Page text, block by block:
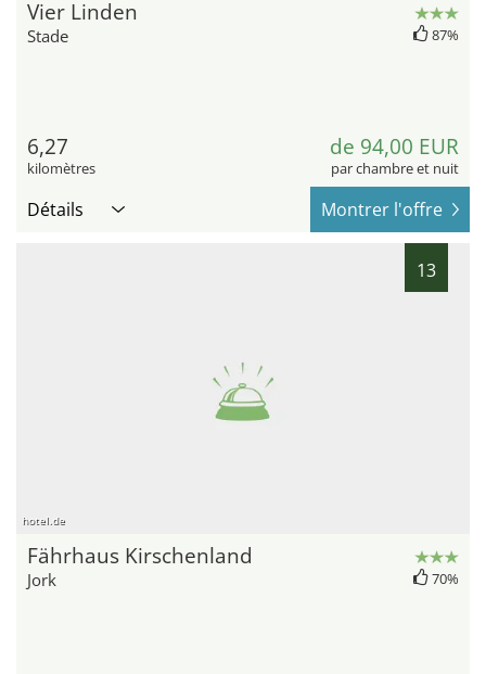
Vier Linden
Stade 87%
6,27
kilomètres
de 94,00 EUR
par chambre et nuit
Détails Montrer l'offre
13
hotel.de
Fährhaus Kirschenland
Jork 70%